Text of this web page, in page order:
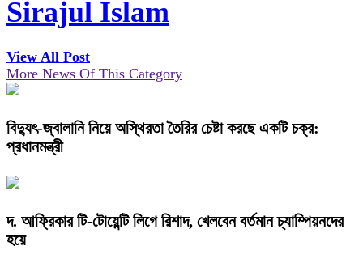
Sirajul Islam
View All Post
More News Of This Category
বিদ্যুৎ-জ্বালানি নিয়ে অস্থিরতা তৈরির চেষ্টা করছে একটি চক্র:
প্রধানমন্ত্রী
দ. আফ্রিকার টি-টোয়েন্টি লিগে রিশাদ, খেলবেন বর্তমান চ্যাম্পিয়নদের
হয়ে